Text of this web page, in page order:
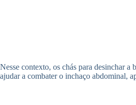
Nesse contexto, os chás para desinchar
ajudar a combater o inchaço abdominal,